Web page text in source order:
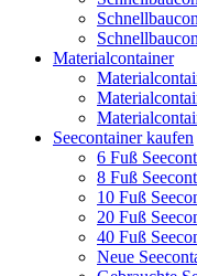
Materialcontainer
Seecontainer kaufen
6 Fuß
8 Fuß
10 Fuß
20 Fuß
40 Fuß
Neue